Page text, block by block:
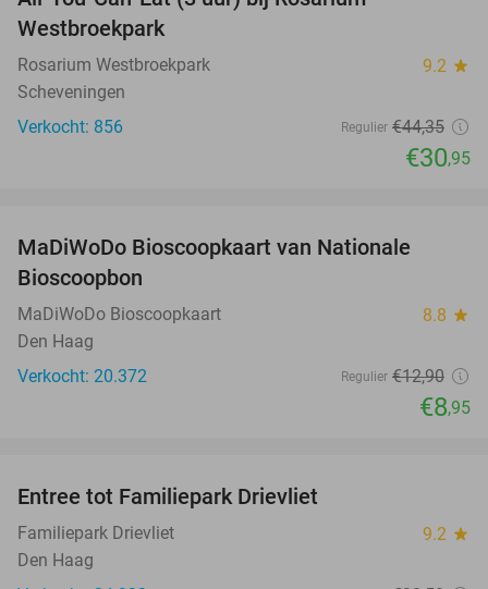
Westbroekpark
Rosarium Westbroekpark 9.2 star
Scheveningen
Verkocht: 856
Regulier €44,35
€30,95
MaDiWoDo Bioscoopkaart van Nationale
Bioscoopbon
MaDiWoDo Bioscoopkaart 8.8 star
Den Haag
Verkocht: 20.372
Regulier €12,90
€8,95
Entree tot Familiepark Drievliet
Familiepark Drievliet 9.2 star
Den Haag